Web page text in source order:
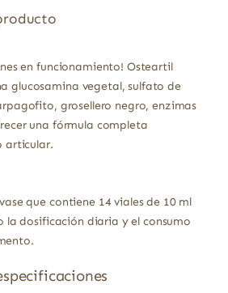
en funcionamiento! Osteartil
glucosamina vegetal, sulfato de
grosellero negro, enzimas
una fórmula completa
articular.
que contiene 14 viales de 10 ml
la dosificación diaria y el consumo